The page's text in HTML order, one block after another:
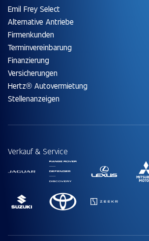
Emil Frey Select
Alternative Antriebe
Firmenkunden
Terminvereinbarung
Finanzierung
Versicherungen
Hertz® Autovermietung
Stellenanzeigen
Verkauf & Service